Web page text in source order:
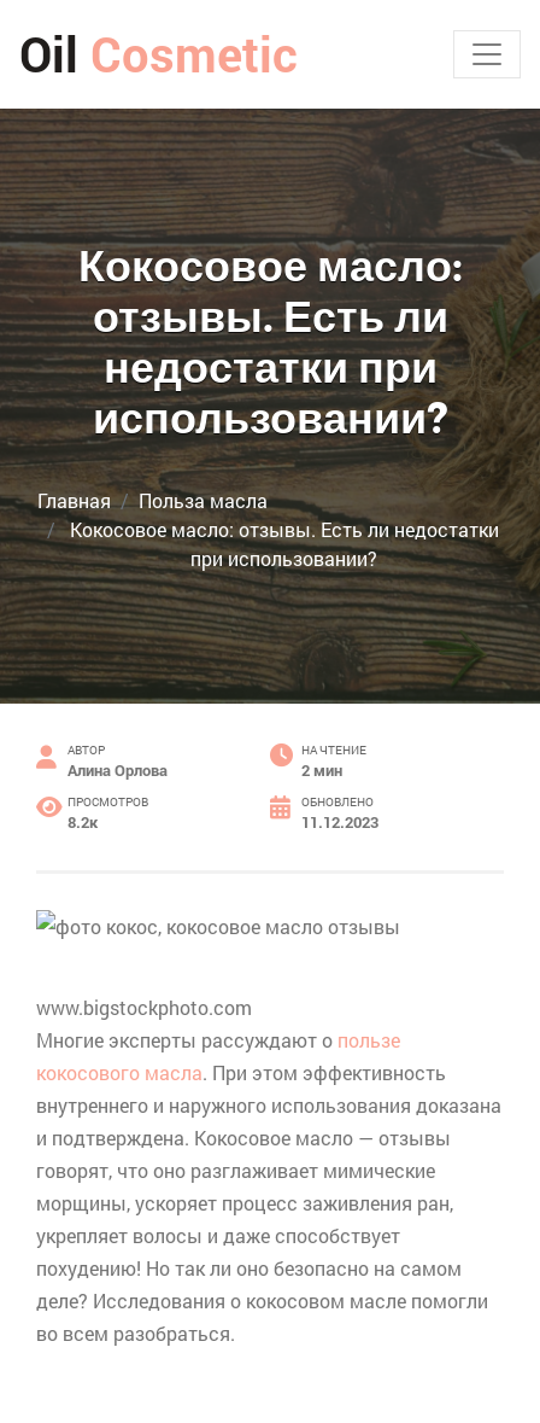
Oil Cosmetic
Кокосовое масло:
отзывы. Есть ли
недостатки при
использовании?
Главная
Польза масла
Кокосовое масло: отзывы. Есть ли недостатки
при использовании?
АВТОР
Алина Орлова
НА ЧТЕНИЕ
2 мин
ПРОСМОТРОВ
8.2к
ОБНОВЛЕНО
11.12.2023
www.bigstockphoto.com
Многие эксперты рассуждают о пользе
кокосового масла. При этом эффективность
внутреннего и наружного использования доказана
и подтверждена. Кокосовое масло — отзывы
говорят, что оно разглаживает мимические
морщины, ускоряет процесс заживления ран,
укрепляет волосы и даже способствует
похудению! Но так ли оно безопасно на самом
деле? Исследования о кокосовом масле помогли
во всем разобраться.